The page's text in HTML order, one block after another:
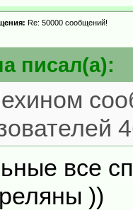
Re: 50000 сообщений!
писал(а):
все
))